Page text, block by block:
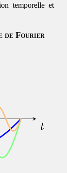
temporelle et
de Fourier